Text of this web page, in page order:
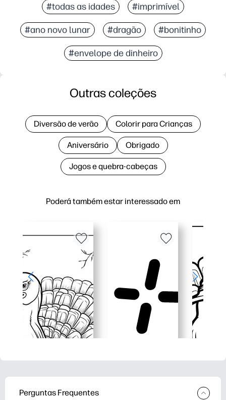
#todas as idades #imprimível
#ano novo lunar #dragão #bonitinho
#envelope de dinheiro
Poderá também estar interessado em
Outras coleções
Diversão de verão Colorir para Crianças
Aniversário Obrigado
Jogos e quebra-cabeças
Perguntas Frequentes